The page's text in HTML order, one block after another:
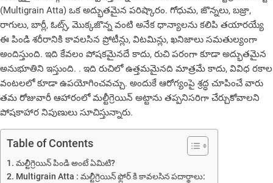
(Multigrain Atta) ఒక అద్భుతమైన పరిష్కారం. గోధుమ, జొన్నలు, బజ్రా,
రాగులు, బార్లీ, ఓట్స్, మొక్కజొన్న వంటి అనేక ధాన్యాలను కలిపి తయారయ్యే
ఈ పిండి శరీరానికి కావలసిన ప్రోటీన్లు, విటమిన్లు, ఖనిజాలు సమతుల్యంగా
అందిస్తుంది. ఇది కేవలం పోషకమైనదే కాదు, రుచి పరంగా కూడా అద్భుతమైన
అనుభూతిని ఇస్తుంది. . ఇది రుచిలో ఉత్తమమైనది మాత్రమే కాదు, వివిధ రకాల
వంటలలో కూడా ఉపయోగించవచ్చు. అందుకే ఆరోగ్యంపై శ్రద్ధ చూపించే వారు
తమ రోజువారీ ఆహారంలో మల్టీగ్రెయిన్ అట్టాను తప్పనిసరిగా చేర్చుకోవాలని
పోషకాహార నిపుణులు సూచిస్తున్నారు.
Table of Contents
మల్టీగ్రెయిన్ పిండి అంటే ఏమిటి?
Multigrain Atta : మల్టీగ్రెయిన్ ఫ్లోర్ కి కావలసిన పదార్థాలు: